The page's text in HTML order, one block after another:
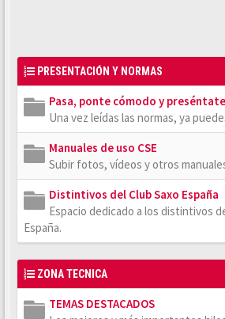
PRESENTACIÓN Y NORMAS
Pasa, ponte cómodo y
Una vez leídas las normas, ya
Manuales de uso CSE
Subir fotos, vídeos y otros
Distintivos del Club Saxo España
Espacio dedicado a los distintivos
España.
ZONA TECNICA
TEMAS DESTACADOS